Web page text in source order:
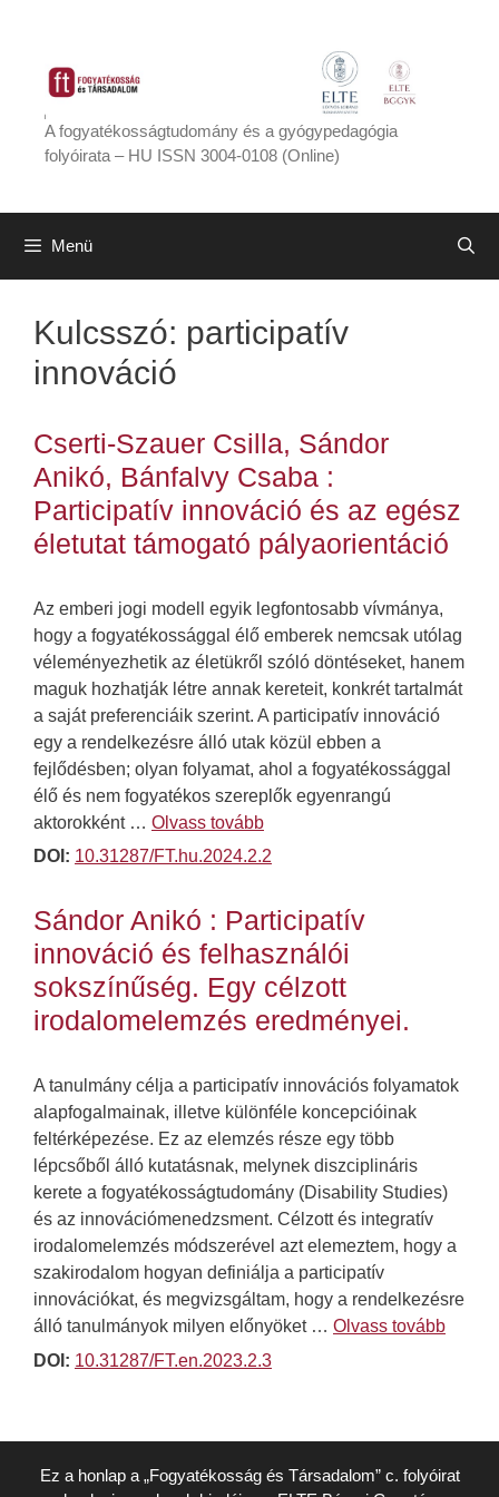
tartalomba
A fogyatékosságtudomány és a gyógypedagógia
folyóirata – HU ISSN 3004-0108 (Online)
Menü
Kulcsszó: participatív
innováció
Cserti-Szauer Csilla, Sándor
Anikó, Bánfalvy Csaba :
Participatív innováció és az egész
életutat támogató pályaorientáció
Az emberi jogi modell egyik legfontosabb vívmánya,
hogy a fogyatékossággal élő emberek nemcsak utólag
véleményezhetik az életükről szóló döntéseket, hanem
maguk hozhatják létre annak kereteit, konkrét tartalmát
a saját preferenciáik szerint. A participatív innováció
egy a rendelkezésre álló utak közül ebben a
fejlődésben; olyan folyamat, ahol a fogyatékossággal
élő és nem fogyatékos szereplők egyenrangú
aktorokként … Olvass tovább
DOI: 10.31287/FT.hu.2024.2.2
Sándor Anikó : Participatív
innováció és felhasználói
sokszínűség. Egy célzott
irodalomelemzés eredményei.
A tanulmány célja a participatív innovációs folyamatok
alapfogalmainak, illetve különféle koncepcióinak
feltérképezése. Ez az elemzés része egy több
lépcsőből álló kutatásnak, melynek diszciplináris
kerete a fogyatékosságtudomány (Disability Studies)
és az innovációmenedzsment. Célzott és integratív
irodalomelemzés módszerével azt elemeztem, hogy a
szakirodalom hogyan definiálja a participatív
innovációkat, és megvizsgáltam, hogy a rendelkezésre
álló tanulmányok milyen előnyöket … Olvass tovább
DOI: 10.31287/FT.en.2023.2.3
Ez a honlap a „Fogyatékosság és Társadalom” c. folyóirat